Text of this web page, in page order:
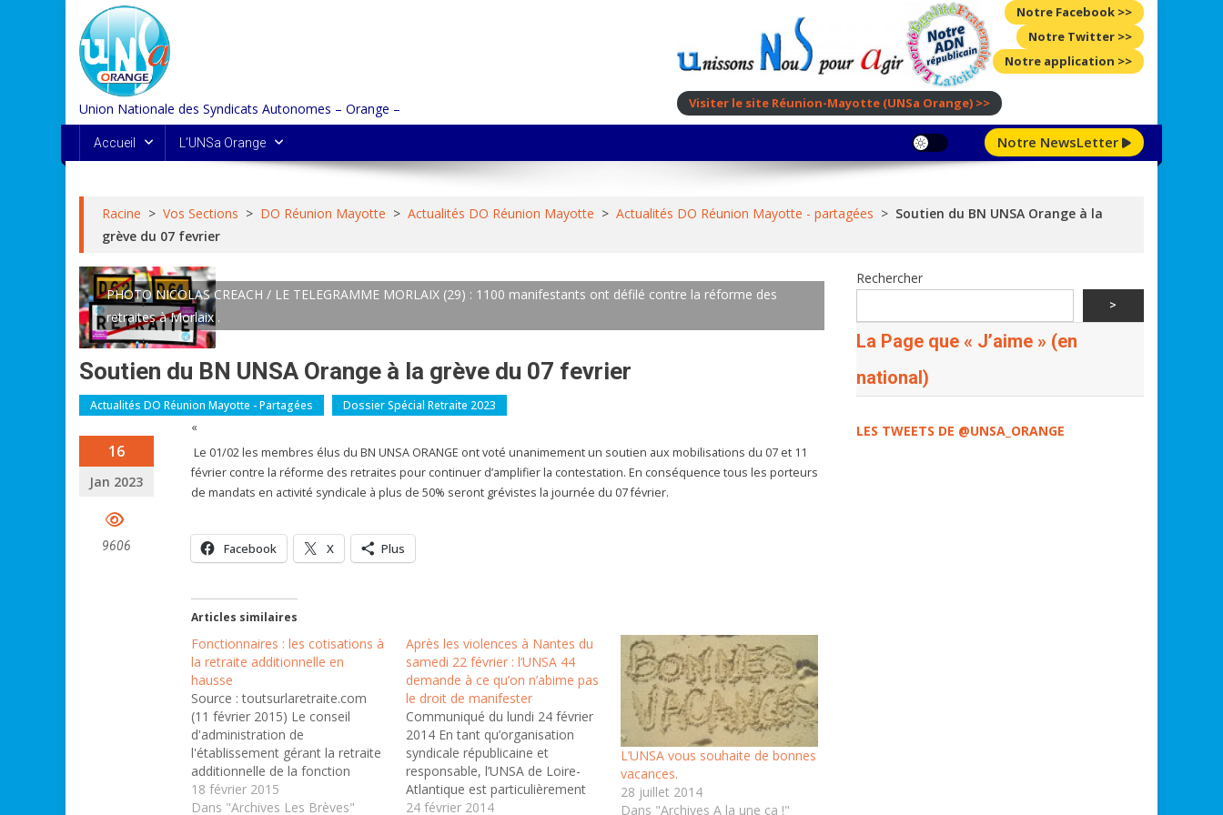
content
Union Nationale des Syndicats Autonomes – Orange –
Notre Facebook >>
Notre Twitter >>
Notre application >>
Visiter le site Réunion-Mayotte (UNSa Orange) >>
Accueil L’UNSa Orange Notre NewsLetter
Racine > Vos Sections > DO Réunion Mayotte > Actualités DO Réunion Mayotte > Actualités DO Réunion Mayotte - partagées > Soutien du BN UNSA Orange à la
grève du 07 fevrier
PHOTO NICOLAS CREACH / LE TELEGRAMME MORLAIX (29) : 1100 manifestants ont défilé contre la réforme des
retraites à Morlaix .
Soutien du BN UNSA Orange à la grève du 07 fevrier
Actualités DO Réunion Mayotte - Partagées Dossier Spécial Retraite 2023
16
Jan 2023
9606
«
Le 01/02 les membres élus du BN UNSA ORANGE ont voté unanimement un soutien aux mobilisations du 07 et 11
février contre la réforme des retraites pour continuer d’amplifier la contestation. En conséquence tous les porteurs
de mandats en activité syndicale à plus de 50% seront grévistes la journée du 07 février.
Facebook X Plus
Articles similaires
Fonctionnaires : les cotisations à
la retraite additionnelle en
hausse
Source : toutsurlaretraite.com
(11 février 2015) Le conseil
d'administration de
l'établissement gérant la retraite
additionnelle de la fonction
publique a décidé d'augmenter la
valeur du point cette année et
18 février 2015
Dans "Archives Les Brèves"
Après les violences à Nantes du
samedi 22 février : l’UNSA 44
demande à ce qu’on n’abime pas
le droit de manifester
Communiqué du lundi 24 février
2014 En tant qu’organisation
syndicale républicaine et
responsable, l’UNSA de Loire-
Atlantique est particulièrement
attachée au droit de
24 février 2014
L’UNSA vous souhaite de bonnes
vacances.
28 juillet 2014
Dans "Archives A la une ça !"
Rechercher
>
La Page que « J’aime » (en
national)
LES TWEETS DE @UNSA_ORANGE